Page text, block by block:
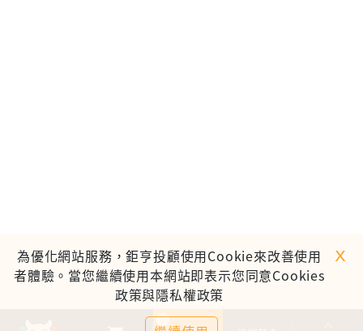
0
為優化網站服務，鉅亨投顧使用Cookie來改善使用
者體驗。當您繼續使用本網站即表示您同意Cookies
政策與隱私權政策
ｘ